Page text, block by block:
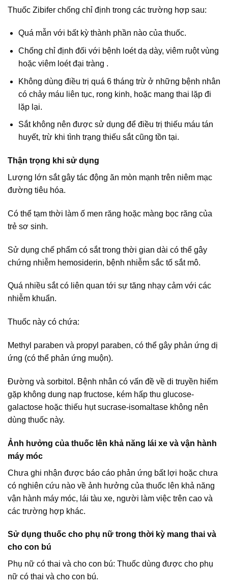
Thuốc Zibifer chống chỉ định trong các trường hợp sau:
Quá mẫn với bất kỳ thành phần nào của thuốc.
Chống chỉ định đối với bệnh loét dạ dày, viêm ruột vùng
hoặc viêm loét đại tràng .
Không dùng điều trị quá 6 tháng trừ ở những bệnh nhân
có chảy máu liên tục, rong kinh, hoặc mang thai lặp đi
lặp lại.
Sắt không nên được sử dụng để điều trị thiếu máu tán
huyết, trừ khi tình trạng thiếu sắt cũng tồn tại.
Thận trọng khi sử dụng
Lượng lớn sắt gây tác động ăn mòn mạnh trên niêm mạc
đường tiêu hóa.
Có thể tạm thời làm ố men răng hoặc màng bọc răng của
trẻ sơ sinh.
Sử dụng chế phẩm có sắt trong thời gian dài có thể gây
chứng nhiễm hemosiderin, bệnh nhiễm sắc tố sắt mô.
Quá nhiều sắt có liên quan tới sự tăng nhạy cảm với các
nhiễm khuẩn.
Thuốc này có chứa:
Methyl paraben và propyl paraben, có thể gây phản ứng dị
ứng (có thể phản ứng muộn).
Đường và sorbitol. Bệnh nhân có vấn đề về di truyền hiếm
gặp không dung nạp fructose, kém hấp thu glucose-
galactose hoặc thiếu hụt sucrase-isomaltase không nên
dùng thuốc này.
Ảnh hưởng của thuốc lên khả năng lái xe và vận hành
máy móc
Chưa ghi nhận được báo cáo phản ứng bất lợi hoặc chưa
có nghiên cứu nào về ảnh hưởng của thuốc lên khả năng
vận hành máy móc, lái tàu xe, người làm việc trên cao và
các trường hợp khác.
Sử dụng thuốc cho phụ nữ trong thời kỳ mang thai và
cho con bú
Phụ nữ có thai và cho con bú: Thuốc dùng được cho phụ
nữ có thai và cho con bú.